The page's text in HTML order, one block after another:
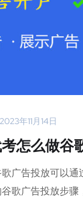
2023年11月14日
怎么做谷
广告投放可以通
歌广告投放步骤